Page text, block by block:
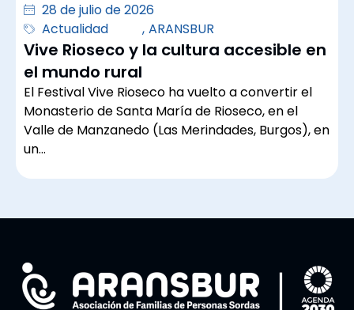
28 de julio de 2026
Actualidad
, ARANSBUR
Vive Rioseco y la cultura accesible en
el mundo rural
El Festival Vive Rioseco ha vuelto a convertir el
Monasterio de Santa María de Rioseco, en el
Valle de Manzanedo (Las Merindades, Burgos), en
un…